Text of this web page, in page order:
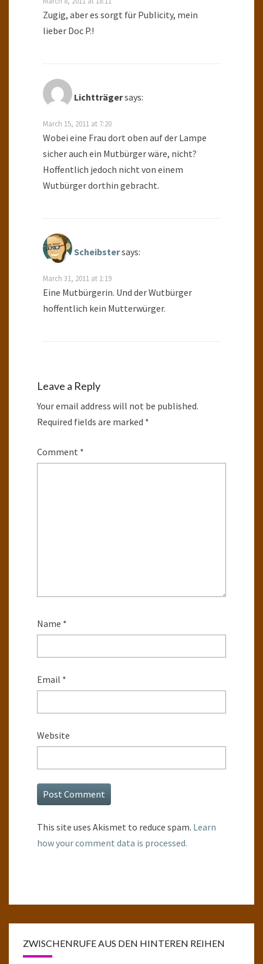
Zugig, aber es sorgt für Publicity, mein
lieber Doc P.!
Lichtträgersays:
March 15, 2011 at 7:20
Wobei eine Frau dort oben auf der Lampe
sicher auch ein Mutbürger wäre, nicht?
Hoffentlich jedoch nicht von einem
Wutbürger dorthin gebracht.
Scheibstersays:
March 31, 2011 at 1:19
Eine Mutbürgerin. Und der Wutbürger
hoffentlich kein Mutterwürger.
Leave a Reply
Your email address will not be published.
Required fields are marked *
Comment *
Name *
Email *
Website
This site uses Akismet to reduce spam. Learn
how your comment data is processed.
ZWISCHENRUFE AUS DEN HINTEREN REIHEN